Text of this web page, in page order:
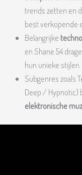
trends zetten en
best verkopende
Belangrijke
en Shane 54
hun unieke stijlen.
Subgenres zoals
Deep / Hypnotic)
elektronische